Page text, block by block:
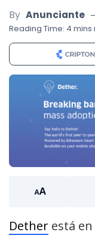
By Anunciante
Reading Time: 4 mins
Dether está